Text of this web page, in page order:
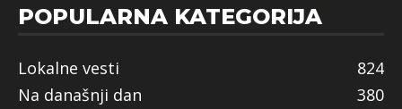
POPULARNA KATEGORIJA
Lokalne vesti
824
Na današnji dan
380